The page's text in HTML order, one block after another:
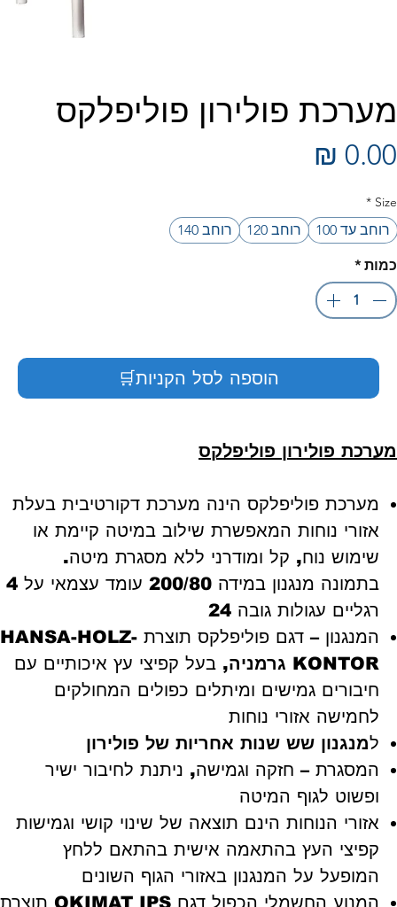
מערכת פולירון פוליפלקס
Size
*
רוחב עד 100 רוחב 120 רוחב 140
כמות *
הוספה לסל הקניות🛒
מערכת פולירון פוליפלקס
מערכת פוליפלקס הינה מערכת דקורטיבית בעלת
אזורי נוחות המאפשרת שילוב במיטה קיימת או
שימוש נוח, קל ומודרני ללא מסגרת מיטה.
בתמונה מנגנון במידה 200/80 עומד עצמאי על 4
רגליים עגולות גובה 24
המנגנון – דגם פוליפלקס תוצרת HANSA-HOLZ-
KONTOR גרמניה, בעל קפיצי עץ איכותיים עם
חיבורים גמישים ומיתלים כפולים המחולקים
לחמישה אזורי נוחות
למנגנון שש שנות אחריות של פולירון
המסגרת – חזקה וגמישה, ניתנת לחיבור ישיר
ופשוט לגוף המיטה
אזורי הנוחות הינם תוצאה של שינוי קושי וגמישות
קפיצי העץ בהתאמה אישית בהתאם ללחץ
המופעל על המנגנון באזורי הגוף השונים
המנוע החשמלי הכפול דגם OKIMAT IPS תוצרת